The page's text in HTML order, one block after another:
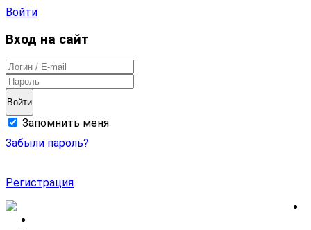
Войти
Вход на сайт
Войти
Запомнить меня
Забыли пароль?
Регистрация